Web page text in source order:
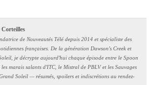
Corteilles
de Nouveautés Télé depuis 2014 et spécialiste des
françaises. De la génération Dawson's Creek et
je décrypte aujourd'hui chaque épisode entre le Spoon
les marais salants d'ITC, le Mistral de PBLV et les Sauvages
Soleil — résumés, spoilers et indiscrétions au rendez-